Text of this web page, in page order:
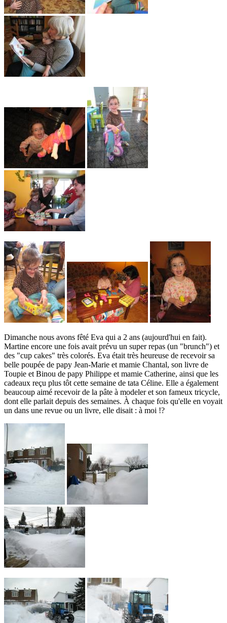
Dimanche nous avons fêté Eva qui a 2 ans (aujourd'hui en fait).
Martine encore une fois avait prévu un super repas (un "brunch") et
des "cup cakes" très colorés. Eva était très heureuse de recevoir sa
belle poupée de papy Jean-Marie et mamie Chantal, son livre de
Toupie et Binou de papy Philippe et mamie Catherine, ainsi que les
cadeaux reçu plus tôt cette semaine de tata Céline. Elle a également
beaucoup aimé recevoir de la pâte à modeler et son fameux tricycle,
dont elle parlait depuis des semaines. À chaque fois qu'elle en voyait
un dans une revue ou un livre, elle disait : à moi !?